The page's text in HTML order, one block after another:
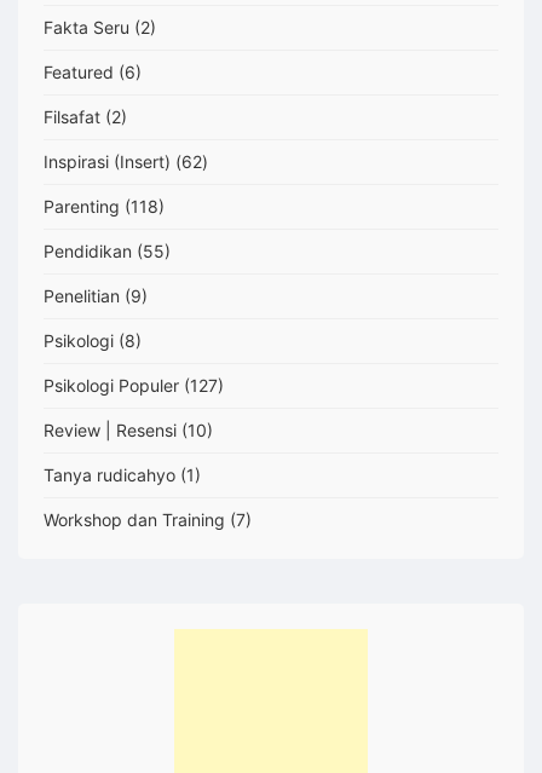
Fakta Seru (2)
Featured (6)
Filsafat (2)
Inspirasi (Insert) (62)
Parenting (118)
Pendidikan (55)
Penelitian (9)
Psikologi (8)
Psikologi Populer (127)
Review | Resensi (10)
Tanya rudicahyo (1)
Workshop dan Training (7)